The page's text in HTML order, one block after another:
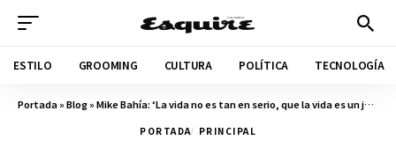
ESTILO GROOMING CULTURA POLÍTICA TECNOLOGÍA
Portada»Blog»Mike Bahía: ‘La vida no es tan en serio, que la vida es un juego y uno nunca deja de ser niño’
PORTADA PRINCIPAL